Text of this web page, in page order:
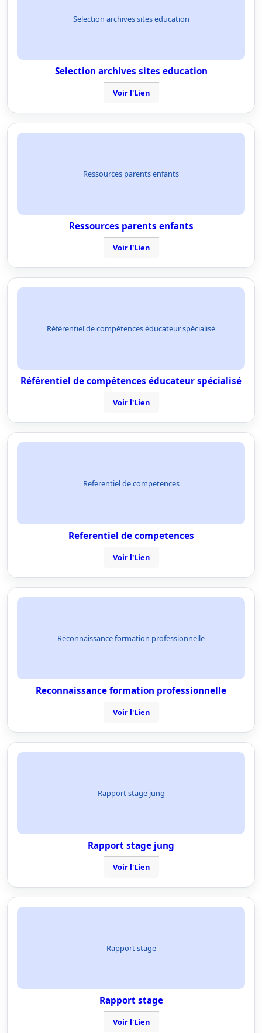
Selection archives sites education
Selection archives sites education
Voir l'Lien
Ressources parents enfants
Ressources parents enfants
Voir l'Lien
Référentiel de compétences éducateur spécialisé
Référentiel de compétences éducateur spécialisé
Voir l'Lien
Referentiel de competences
Referentiel de competences
Voir l'Lien
Reconnaissance formation professionnelle
Reconnaissance formation professionnelle
Voir l'Lien
Rapport stage jung
Rapport stage jung
Voir l'Lien
Rapport stage
Rapport stage
Voir l'Lien